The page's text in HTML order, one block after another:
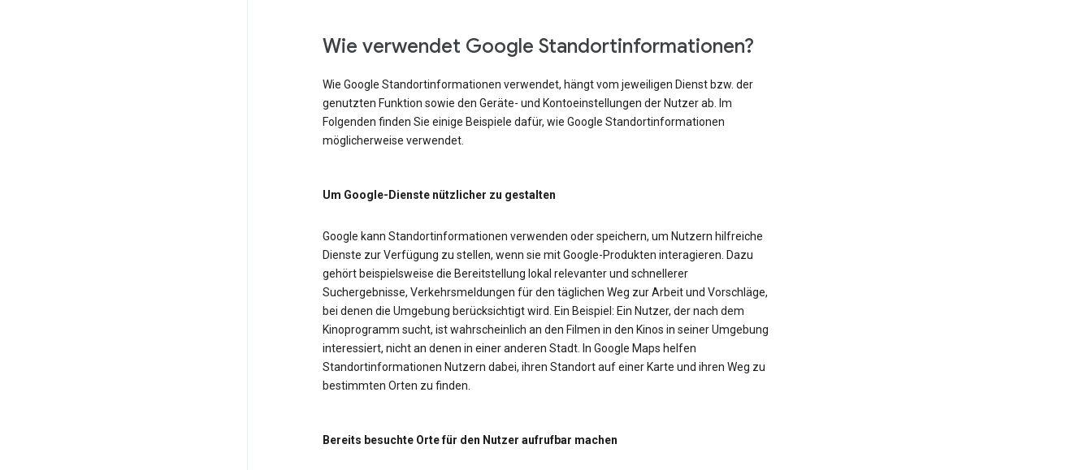
Wie verwendet Google Standortinformationen?
Wie Google Standortinformationen verwendet, hängt vom jeweiligen Dienst bzw. der
genutzten Funktion sowie den Geräte- und Kontoeinstellungen der Nutzer ab. Im
Folgenden finden Sie einige Beispiele dafür, wie Google Standortinformationen
möglicherweise verwendet.
Um Google-Dienste nützlicher zu gestalten
Google kann Standortinformationen verwenden oder speichern, um Nutzern hilfreiche
Dienste zur Verfügung zu stellen, wenn sie mit Google-Produkten interagieren. Dazu
gehört beispielsweise die Bereitstellung lokal relevanter und schnellerer
Suchergebnisse, Verkehrsmeldungen für den täglichen Weg zur Arbeit und Vorschläge,
bei denen die Umgebung berücksichtigt wird. Ein Beispiel: Ein Nutzer, der nach dem
Kinoprogramm sucht, ist wahrscheinlich an den Filmen in den Kinos in seiner Umgebung
interessiert, nicht an denen in einer anderen Stadt. In Google Maps helfen
Standortinformationen Nutzern dabei, ihren Standort auf einer Karte und ihren Weg zu
bestimmten Orten zu finden.
Bereits besuchte Orte für den Nutzer aufrufbar machen